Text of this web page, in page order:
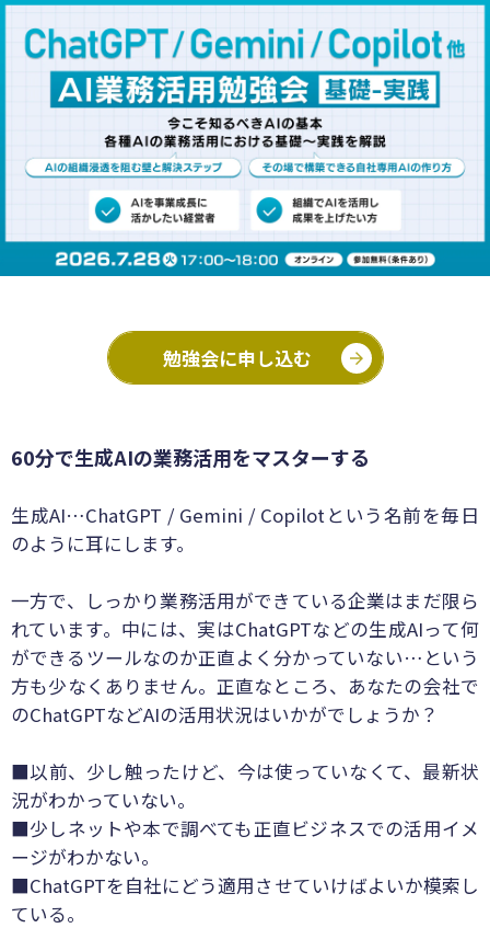
勉強会に申し込む
60分で生成AIの業務活用をマスターする
生成AI…ChatGPT / Gemini / Copilotという名前を毎日
のように耳にします。
一方で、しっかり業務活用ができている企業はまだ限ら
れています。中には、実はChatGPTなどの生成AIって何
ができるツールなのか正直よく分かっていない…という
方も少なくありません。正直なところ、あなたの会社で
のChatGPTなどAIの活用状況はいかがでしょうか？
■以前、少し触ったけど、今は使っていなくて、最新状
況がわかっていない。
■少しネットや本で調べても正直ビジネスでの活用イメ
ージがわかない。
■ChatGPTを自社にどう適用させていけばよいか模索し
ている。